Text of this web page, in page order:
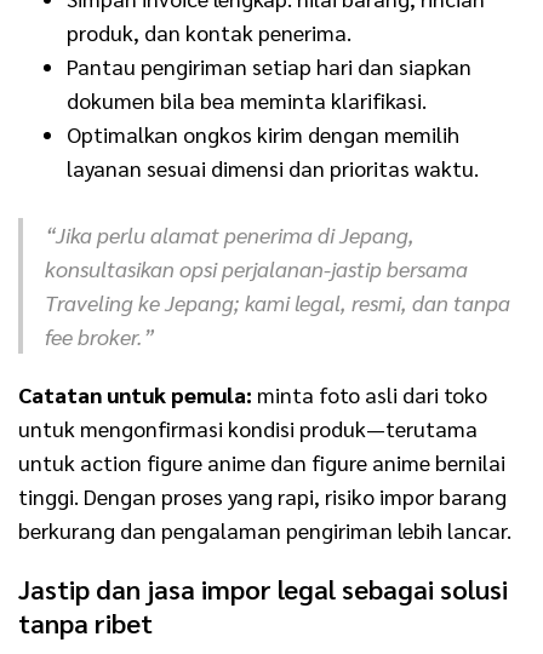
produk, dan kontak penerima.
Pantau pengiriman setiap hari dan siapkan
dokumen bila bea meminta klarifikasi.
Optimalkan ongkos kirim dengan memilih
layanan sesuai dimensi dan prioritas waktu.
“Jika perlu alamat penerima di Jepang,
konsultasikan opsi perjalanan-jastip bersama
Traveling ke Jepang; kami legal, resmi, dan tanpa
fee broker.”
Catatan untuk pemula: minta foto asli dari toko
untuk mengonfirmasi kondisi produk—terutama
untuk action figure anime dan figure anime bernilai
tinggi. Dengan proses yang rapi, risiko impor barang
berkurang dan pengalaman pengiriman lebih lancar.
Jastip dan jasa impor legal sebagai solusi
tanpa ribet